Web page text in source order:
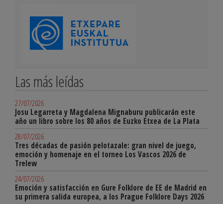
Las más leídas
27/07/2026
Josu Legarreta y Magdalena Mignaburu publicarán este
año un libro sobre los 80 años de Euzko Etxea de La Plata
28/07/2026
Tres décadas de pasión pelotazale: gran nivel de juego,
emoción y homenaje en el torneo Los Vascos 2026 de
Trelew
24/07/2026
Emoción y satisfacción en Gure Folklore de EE de Madrid en
su primera salida europea, a los Prague Folklore Days 2026